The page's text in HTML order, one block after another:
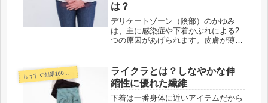
は？
デリケートゾーン（陰部）のかゆみ
は、主に感染症や下着かぶれによる2
つの原因があげられます。皮膚が薄く
ーツ選びがとても重要です。お悩み別
のショーツ選びについて解説していま
す。
もうすぐ創業100年下着メーカーコラム
ライクラとは？しなやかな伸
縮性に優れた繊維
下着は一番身体に近いアイテムだから